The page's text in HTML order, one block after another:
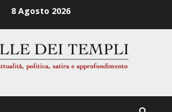
8 Agosto 2026